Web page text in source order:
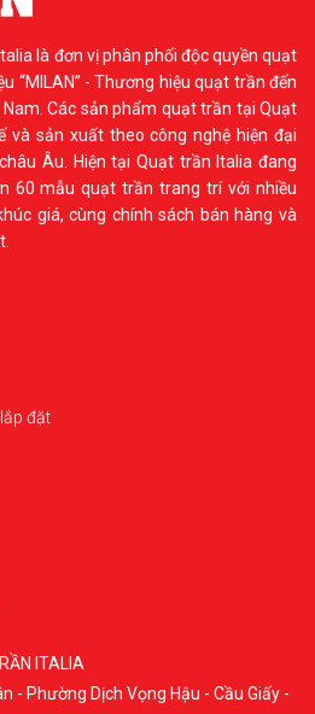
phòng, bạn có thể lựa chọn
sắc cũng như chất liệu sao cho
yêu thích quạt trần cánh gỗ
đại thì có thể lựa chọn chất
thân Niken, nhôm,
cách cổ điển, tân cổ điển thì
từ chất liệu đồng và mạ vàng
phù hợp với những không gian
năng làm mát tốt hơn và tích
quạt trần trang trí không đèn
và giúp cho không gian sống
đến thiết kế, số lượng cánh và
sống của mình để có thể tận
túi tiền.
là đơn vị phân phối độc quyền quạt
“MILAN” - Thương hiệu quạt trần đến
Các sản phẩm quạt trần tại Quạt
và sản xuất theo công nghệ hiện đại
Âu. Hiện tại Quạt trần Italia đang
60 mẫu quạt trần trang trí với nhiều
giá, cùng chính sách bán hàng và
đặt
ITALIA
- Phường Dịch Vọng Hậu - Cầu Giấy -